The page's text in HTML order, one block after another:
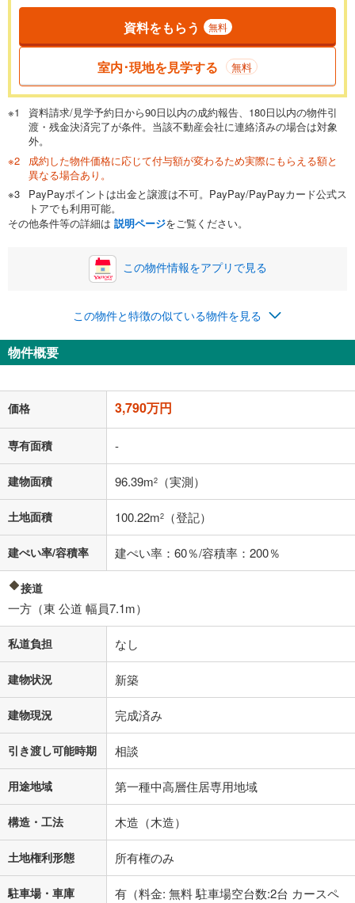
一般的には最長35年まで借り入れ可能です。多くの金融機関
が完済時の年齢は80歳までを条件としています。
閉じる
頭金 万円
0万円 3,790万円
自己資金から住宅購入にかけられる金額を入力してくださ
い。一般的には物件価格の2割までが目安です。
閉じる
ボーナス
万円
0円
ナス時の増額分（1回分）を入力してください。
ボーナス払いの限度額は金融機関によって異なります。
閉じる
月々の返済額
上、ご自身での入力をお願いいたします。初期設定で自動入力されてい
る値は、実際の金融機関等における貸出金利とは何ら関係がなく、実際
の金融機関等における貸出金利を何ら保証するものではありません。返
適用した場合の計算結果を表示しています。
その他月額費用や、初期費用がかかります。ご注意ください。実際にお
借り入れの際は各金融機関等に、必ずご自身でご確認をお願いいたしま
す。
条件によってお借り入れができないことがあります。
不動産会社に購入相談をする 無料
資料をもらう 無料
室内･現地を見学する 無料
資料請求/見学予約日から90日以内の成約報告、180日以内の物件引
渡・残金決済完了が条件。当該不動産会社に連絡済みの場合は対象
外。
成約した物件価格に応じて付与額が変わるため実際にもらえる額と
異なる場合あり。
PayPayポイントは出金と譲渡は不可。PayPay/PayPayカード公式ス
トアでも利用可能。
その他条件等の詳細は 説明ページをご覧ください。
この物件情報をアプリで見る
この物件と特徴の似ている物件を見る
物件概要
価格 3,790万円
専有面積 -
建物面積 96.39m2 （実測）
土地面積 100.22m2 （登記）
建ぺい率/容積率 建ぺい率：60％/容積率：200％
接道
一方（東 公道 幅員7.1m）
私道負担 なし
建物状況 新築
建物現況 完成済み
引き渡し可能時期 相談
用途地域 第一種中高層住居専用地域
構造・工法 木造（木造）
土地権利形態 所有権のみ
駐車場・車庫
有（料金: 無料 駐車場空台数:2台 カースペ